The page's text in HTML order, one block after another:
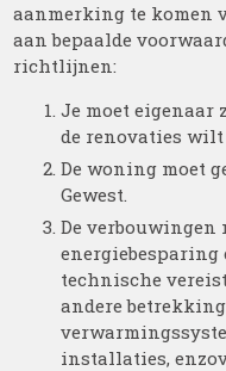
aanmerking te komen
aan bepaalde
richtlijnen:
Je moet eigenaar
de renovaties
De woning moet
Gewest.
De
energiebesparing
technische
andere
installaties,